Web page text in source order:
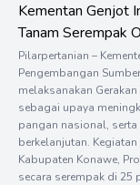
Kementan Genjot
Tanam Serempak
Pilarpertanian –
Pengembangan
melaksanakan
sebagai upaya
pangan nasional,
berkelanjutan.
Kabupaten Konawe,
secara serempak di 25